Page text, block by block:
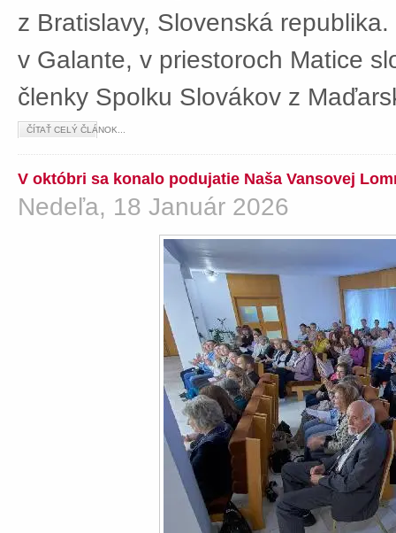
z Bratislavy, Slovenská
v Galante, v priestoroch Matice
členky Spolku Slovákov z
ČÍTAŤ CELÝ ČLÁNOK...
V októbri sa konalo podujatie Naša Vansovej
Nedeľa, 18 Január 2026